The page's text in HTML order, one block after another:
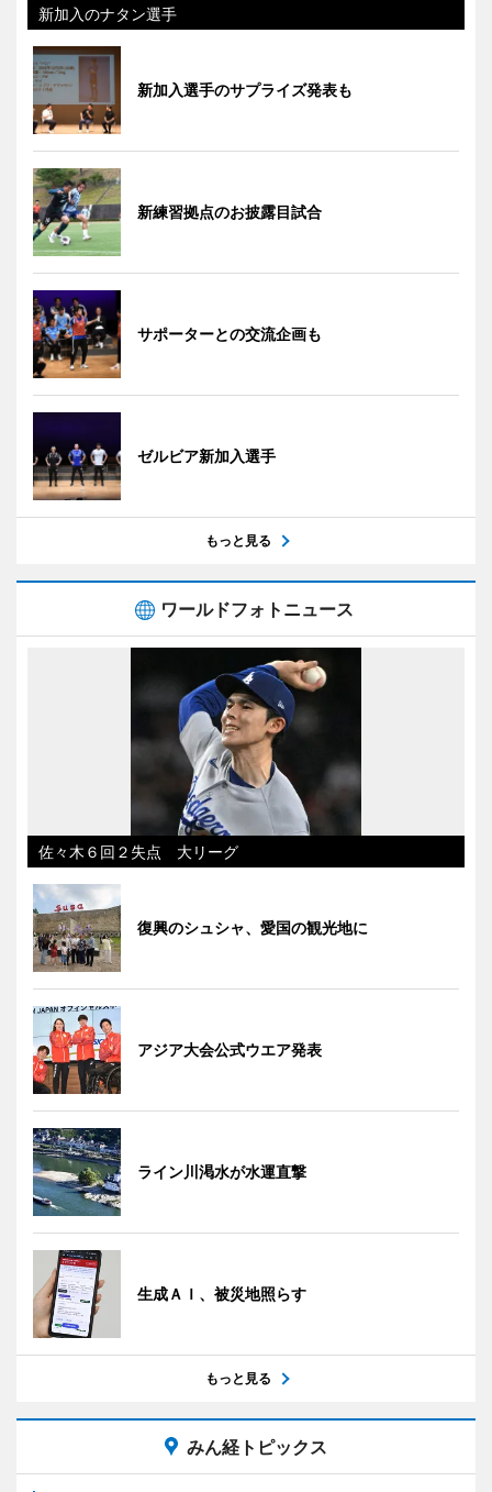
新加入のナタン選手
新加入選手のサプライズ発表も
新練習拠点のお披露目試合
サポーターとの交流企画も
ゼルビア新加入選手
もっと見る
ワールドフォトニュース
佐々木６回２失点 大リーグ
復興のシュシャ、愛国の観光地に
アジア大会公式ウエア発表
ライン川渇水が水運直撃
生成ＡＩ、被災地照らす
もっと見る
みん経トピックス